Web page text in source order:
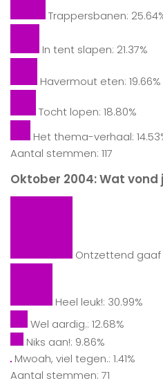
Trappersbanen:
In tent slapen: 21.37%
Havermout eten: 19.66%
Tocht lopen: 18.80%
Het thema-verhaal:
Aantal stemmen: 117
Oktober 2004: Wat vond
Ontzettend gaaf
Heel leuk!: 30.99%
Wel aardig.: 12.68%
Niks aan!: 9.86%
Mwoah, viel tegen.: 1.41%
Aantal stemmen: 71